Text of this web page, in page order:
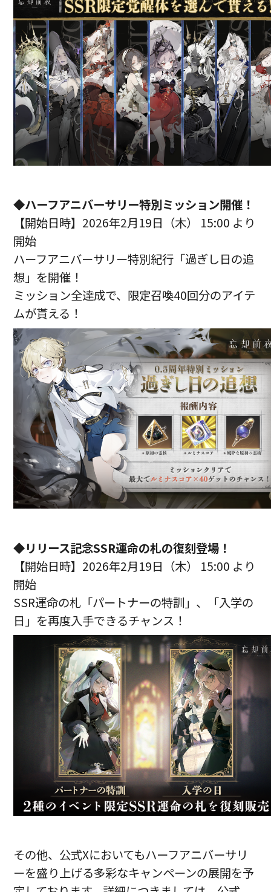
◆ハーフアニバーサリー特別ミッション開催！
【開始日時】2026年2月19日（木） 15:00 より
開始
ハーフアニバーサリー特別紀行「過ぎし日の追
想」を開催！
ミッション全達成で、限定召喚40回分のアイテ
ムが貰える！
◆リリース記念SSR運命の札の復刻登場！
【開始日時】2026年2月19日（木） 15:00 より
開始
SSR運命の札「パートナーの特訓」、「入学の
日」を再度入手できるチャンス！
その他、公式Xにおいてもハーフアニバーサリ
ーを盛り上げる多彩なキャンペーンの展開を予